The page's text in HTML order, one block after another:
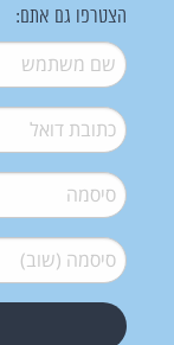
הצטרפו גם אתם:
שם משתמש*
דואל*
סיסמה*
סיסמה (שוב)*